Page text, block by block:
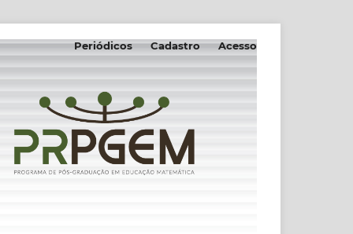
Periódicos Cadastro Acesso